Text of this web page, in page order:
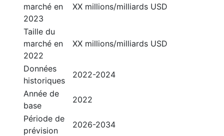
marché en
2023
XX millions/milliards USD
Taille du
marché en
2022
XX millions/milliards USD
Données
historiques
2022-2024
Année de
base
2022
Période de
prévision
2026-2034